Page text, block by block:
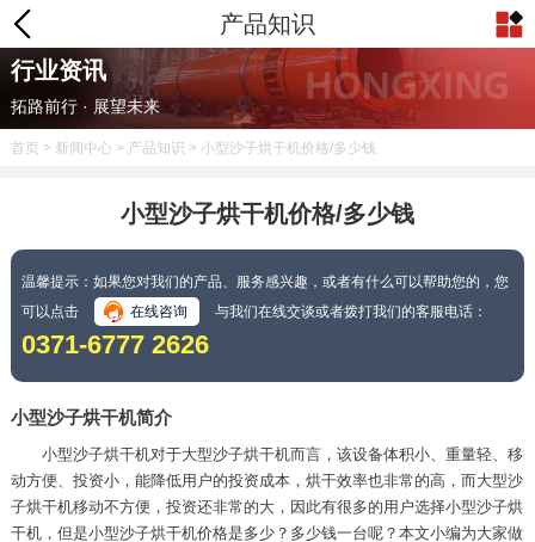
产品知识
行业资讯
拓路前行 · 展望未来
首页 > 新闻中心> 产品知识 > 小型沙子烘干机价格/多少钱
小型沙子烘干机价格/多少钱
温馨提示：如果您对我们的产品、服务感兴趣，或者有什么可以帮助您的，您
可以点击
在线咨询 与我们在线交谈或者拨打我们的客服电话：
0371-6777 2626
小型沙子烘干机简介
小型沙子烘干机对于大型沙子烘干机而言，该设备体积小、重量轻、移
动方便、投资小，能降低用户的投资成本，烘干效率也非常的高，而大型沙
子烘干机移动不方便，投资还非常的大，因此有很多的用户选择小型沙子烘
干机，但是小型沙子烘干机价格是多少？多少钱一台呢？本文小编为大家做